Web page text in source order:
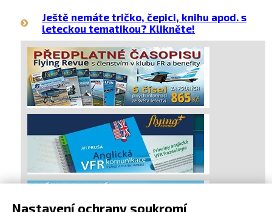
Ještě nemáte tričko, čepici, knihu apod. s
leteckou tematikou? Klikněte!
Nastavení ochrany soukromí